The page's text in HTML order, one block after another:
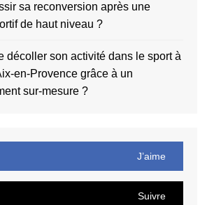
sa reconversion après une
de haut niveau ?
décoller son activité dans le sport à
en-Provence grâce à un
sur-mesure ?
J’aime
Suivre